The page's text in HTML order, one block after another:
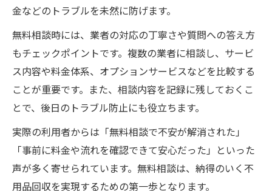
金などのトラブルを未然に防げます。
無料相談時には、業者の対応の丁寧さや質問への答え方
もチェックポイントです。複数の業者に相談し、サービ
ス内容や料金体系、オプションサービスなどを比較する
ことが重要です。また、相談内容を記録に残しておくこ
とで、後日のトラブル防止にも役立ちます。
実際の利用者からは「無料相談で不安が解消された」
「事前に料金や流れを確認できて安心だった」といった
声が多く寄せられています。無料相談は、納得のいく不
用品回収を実現するための第一歩となります。